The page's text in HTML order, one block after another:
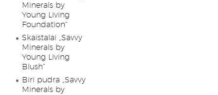
Minerals by
Young Living
Foundation“
Skaistalai „Savvy
Minerals by
Young Living
Blush“
Biri pudra „Savvy
Minerals by